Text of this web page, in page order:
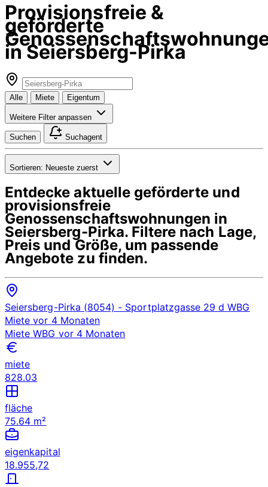
Provisionsfreie &
geförderte
in Seiersberg-Pirka
Alle Miete Eigentum
Weitere Filter anpassen
Suchen Suchagent
Sortieren: Neueste zuerst
Entdecke aktuelle geförderte und
provisionsfreie
Genossenschaftswohnungen in
Seiersberg-Pirka. Filtere nach Lage,
Preis und Größe, um passende
Angebote zu finden.
Seiersberg-Pirka (8054) - Sportplatzgasse 29 d WBG
Miete vor 4 Monaten
Miete WBG vor 4 Monaten
miete
828.03
fläche
75.64 m²
eigenkapital
18.955,72